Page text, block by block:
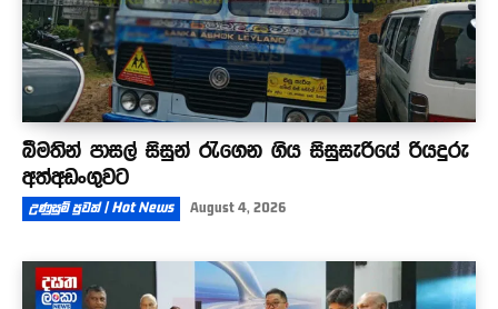
බීමතින් පාසල් සිසුන් රැගෙන ගිය සිසුසැරියේ රියදුරු
අත්අඩංගුවට
උණුසුම් පුවත් | Hot News August 4, 2026